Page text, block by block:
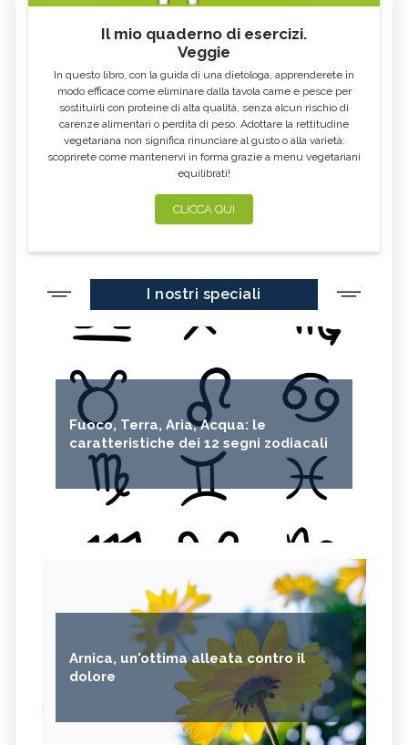
Il mio quaderno di esercizi.
Veggie
In questo libro, con la guida di una dietologa, apprenderete in
modo efficace come eliminare dalla tavola carne e pesce per
sostituirli con proteine di alta qualità, senza alcun rischio di
carenze alimentari o perdita di peso. Adottare la rettitudine
vegetariana non significa rinunciare al gusto o alla varietà:
scoprirete come mantenervi in forma grazie a menu vegetariani
equilibrati!
CLICCA QUI
I nostri speciali
Fuoco, Terra, Aria, Acqua: le
caratteristiche dei 12 segni zodiacali
Arnica, un'ottima alleata contro il
dolore